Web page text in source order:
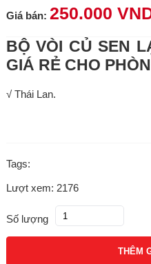
Giá bán: 250.000
BỘ VÒI CỦ SEN
GIÁ RẺ CHO
√ Thái Lan.
Tags:
Lượt xem: 2176
Số lượng
THÊM